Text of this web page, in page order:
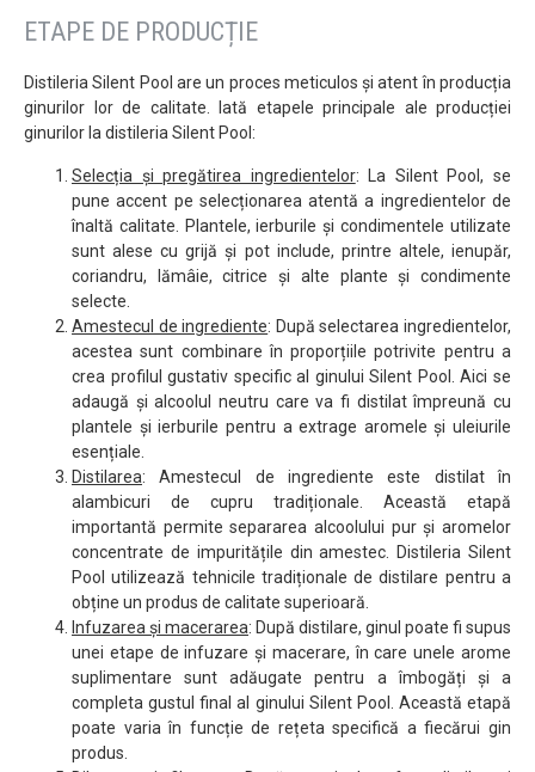
ETAPE DE PRODUCȚIE
Distileria Silent Pool are un proces meticulos și atent în producția
ginurilor lor de calitate. Iată etapele principale ale producției
ginurilor la distileria Silent Pool:
Selecția și pregătirea ingredientelor: La Silent Pool, se
pune accent pe selecționarea atentă a ingredientelor de
înaltă calitate. Plantele, ierburile și condimentele utilizate
sunt alese cu grijă și pot include, printre altele, ienupăr,
coriandru, lămâie, citrice și alte plante și condimente
selecte.
Amestecul de ingrediente: După selectarea ingredientelor,
acestea sunt combinare în proporțiile potrivite pentru a
crea profilul gustativ specific al ginului Silent Pool. Aici se
adaugă și alcoolul neutru care va fi distilat împreună cu
plantele și ierburile pentru a extrage aromele și uleiurile
esențiale.
Distilarea: Amestecul de ingrediente este distilat în
alambicuri de cupru tradiționale. Această etapă
importantă permite separarea alcoolului pur și aromelor
concentrate de impuritățile din amestec. Distileria Silent
Pool utilizează tehnicile tradiționale de distilare pentru a
obține un produs de calitate superioară.
Infuzarea și macerarea: După distilare, ginul poate fi supus
unei etape de infuzare și macerare, în care unele arome
suplimentare sunt adăugate pentru a îmbogăți și a
completa gustul final al ginului Silent Pool. Această etapă
poate varia în funcție de rețeta specifică a fiecărui gin
produs.